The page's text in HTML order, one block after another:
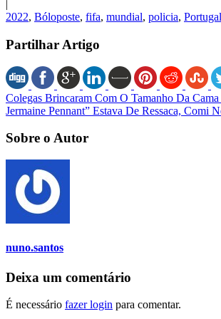
|
2022, Bóloposte, fifa, mundial, policia, Portugal
Partilhar Artigo
Colegas Brincaram Com O Tamanho Da
Jermaine Pennant” Estava De Ressaca,
Sobre o Autor
nuno.santos
Deixa um comentário
É necessário fazer login para comentar.